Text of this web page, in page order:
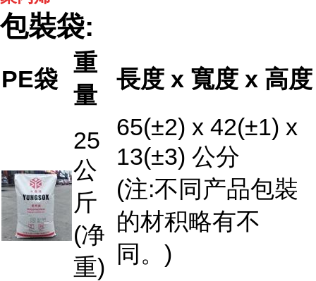
包裝袋:
PE袋
重
量
長度 x 寬度 x 高度
25
公
斤
(净
重)
65(±2) x 42(±1) x
13(±3) 公分
(注:不同产品包裝
的材积略有不
同。)